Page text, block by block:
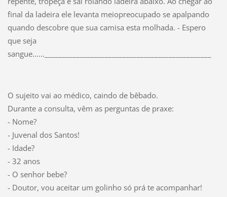
final da ladeira ele levanta meiopreocupado se apalpando
quando descobre que sua camisa esta molhada. - Espero
que seja
sangue......_______________________________________________
O sujeito vai ao médico, caindo de bêbado.
Durante a consulta, vêm as perguntas de praxe:
- Nome?
- Juvenal dos Santos!
- Idade?
- 32 anos
- O senhor bebe?
- Doutor, vou aceitar um golinho só prá te acompanhar!